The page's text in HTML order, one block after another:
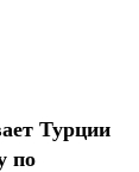
Турции
по